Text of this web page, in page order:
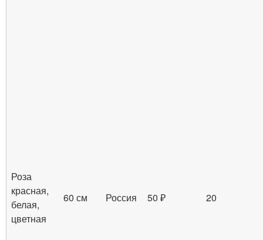
Роза
красная,
белая,
цветная
60 см Россия 50 ₽ 20